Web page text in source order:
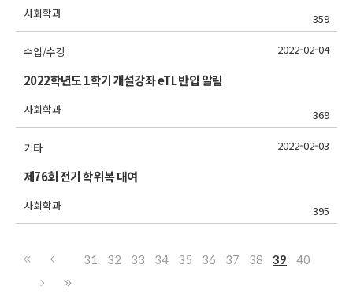
사회학과 359
수업/수강
2022학년도 1학기 개설강좌 eTL 반입 알림
사회학과 369
2022-02-04
기타
제76회 전기 학위복 대여
사회학과 395
2022-02-03
31 32 33 34 35 36 37 38 39 40